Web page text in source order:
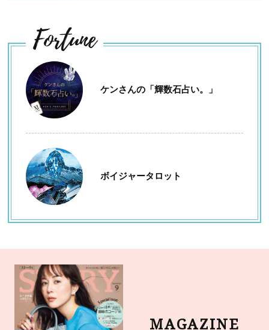
Fortune
ケンさんの「輝数石占い。」
ボイジャータロット
MAGAZINE